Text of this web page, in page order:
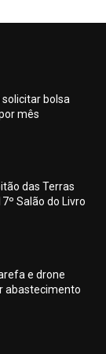
bolsa
mês
das Terras
Salão do Livro
e drone
abastecimento